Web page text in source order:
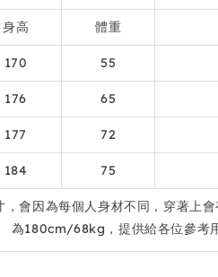
身高 體重
170 55
176 65
177 72
184 75
，會因為每個人身材不同，穿著上
為180cm/68kg，提供給各位參考